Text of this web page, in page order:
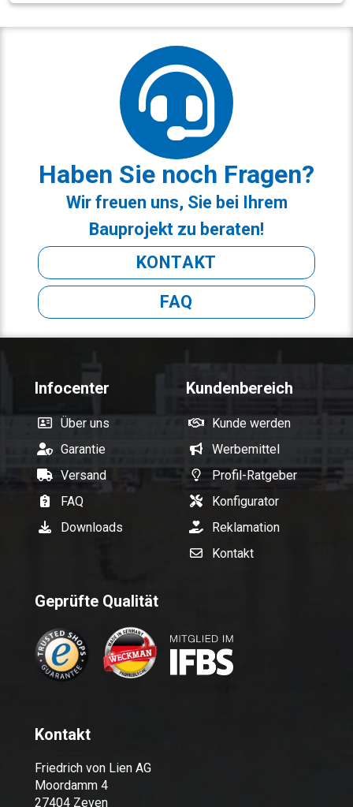
Haben Sie noch Fragen?
Wir freuen uns, Sie bei Ihrem
Bauprojekt zu beraten!
KONTAKT
FAQ
Infocenter
Über uns
Garantie
Versand
FAQ
Downloads
Kundenbereich
Kunde werden
Werbemittel
Profil-Ratgeber
Konfigurator
Reklamation
Kontakt
Geprüfte Qualität
Kontakt
Friedrich von Lien AG
Moordamm 4
27404 Zeven